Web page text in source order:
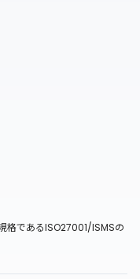
格であるISO27001/ISMSの